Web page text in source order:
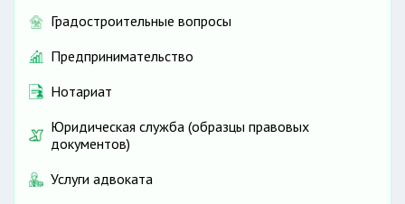
Градостроительные вопросы
Предпринимательство
Нотариат
Юридическая служба (образцы правовых
документов)
Услуги адвоката